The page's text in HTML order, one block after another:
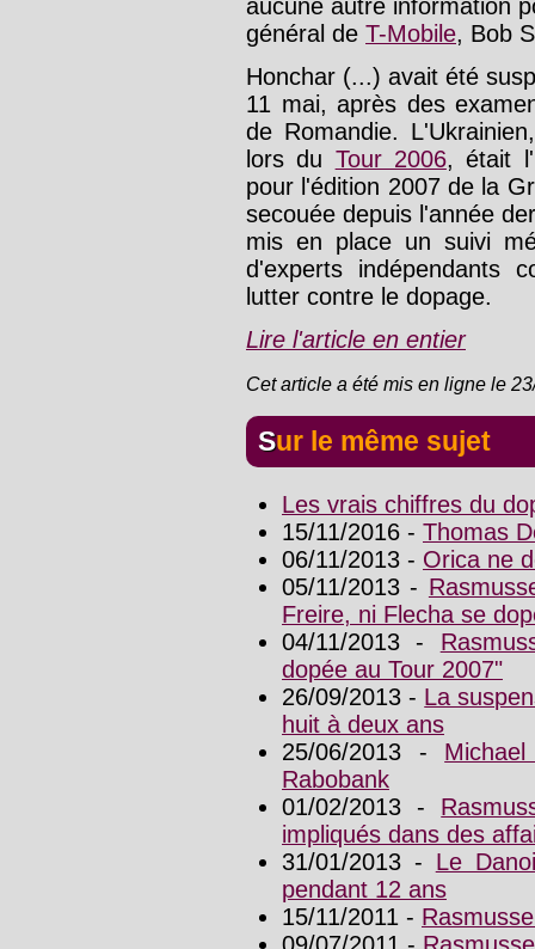
aucune autre information
général de T-Mobile, Bob
Honchar (...) avait été
11 mai, après des
de Romandie.
lors du Tour 2006, était
pour l'édition 2007 de la
secouée depuis l'année
mis en place un suivi
d'experts indépendants
lutter contre le dopage.
Lire l'article en entier
Cet article a été mis en ligne le
Sur le même sujet
Les vrais chiffres du
15/11/2016 - Thomas
06/11/2013 - Orica ne
05/11/2013 -
Freire, ni Flecha se
04/11/2013 -
dopée au Tour 2007"
26/09/2013 - La
huit à deux ans
25/06/2013 -
Rabobank
01/02/2013 -
impliqués dans des
31/01/2013 - Le
pendant 12 ans
15/11/2011 -